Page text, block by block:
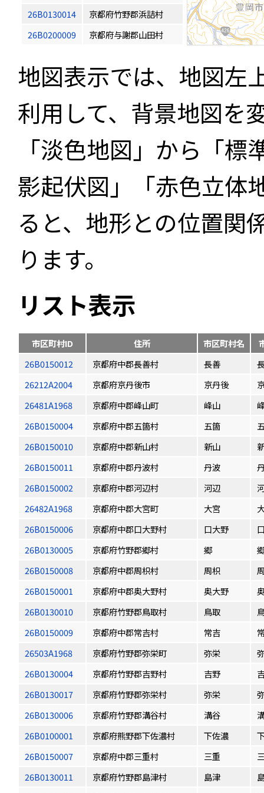
26B0130014
京都府竹野郡浜詰村
26B0200009
京都府与謝郡山田村
地図表示では、地図左
利用して、背景地図を
「淡色地図」から「
影起伏図」「赤色立体
ると、地形との位置関
ります。
リスト表示
市区町村ID 住所 市区町村名
26B0150012
京都府中郡長善村 長善
26212A2004
京都府京丹後市 京丹後
26481A1968
京都府中郡峰山町 峰山
26B0150004
京都府中郡五箇村 五箇
26B0150010
京都府中郡新山村 新山
26B0150011
京都府中郡丹波村 丹波
26B0150002
京都府中郡河辺村 河辺
26482A1968
京都府中郡大宮町 大宮
26B0150006
京都府中郡口大野村 口大野
26B0130005
京都府竹野郡郷村 郷
26B0150008
京都府中郡周枳村 周枳
26B0150001
京都府中郡奥大野村 奥大野
26B0130010
京都府竹野郡鳥取村 鳥取
26B0150009
京都府中郡常吉村 常吉
26503A1968
京都府竹野郡弥栄町 弥栄
26B0130004
京都府竹野郡吉野村 吉野
26B0130017
京都府竹野郡弥栄村 弥栄
26B0130006
京都府竹野郡溝谷村 溝谷
26B0100001
京都府熊野郡下佐濃村 下佐濃
26B0150007
京都府中郡三重村 三重
26B0130011
京都府竹野郡島津村 島津